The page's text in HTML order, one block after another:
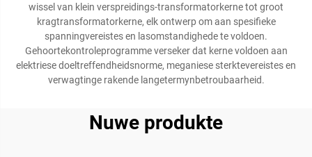
wissel van klein verspreidings-transformatorkerne tot groot
kragtransformatorkerne, elk ontwerp om aan spesifieke
spanningvereistes en lasomstandighede te voldoen.
Gehoortekontroleprogramme verseker dat kerne voldoen aan
elektriese doeltreffendheidsnorme, meganiese sterktevereistes en
verwagtinge rakende langetermynbetroubaarheid.
Nuwe produkte